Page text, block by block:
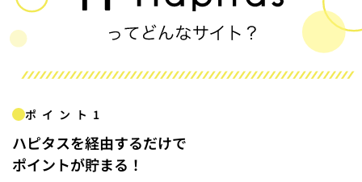
ポイント1
ハピタスを経由するだけで
ポイントが貯まる！